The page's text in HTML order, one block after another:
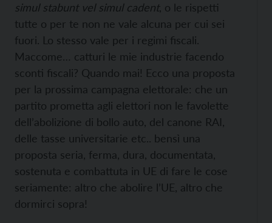
simul stabunt vel simul cadent, o le rispetti
tutte o per te non ne vale alcuna per cui sei
fuori. Lo stesso vale per i regimi fiscali.
Maccome… catturi le mie industrie facendo
sconti fiscali? Quando mai! Ecco una proposta
per la prossima campagna elettorale: che un
partito prometta agli elettori non le favolette
dell’abolizione di bollo auto, del canone RAI,
delle tasse universitarie etc.. bensì una
proposta seria, ferma, dura, documentata,
sostenuta e combattuta in UE di fare le cose
seriamente: altro che abolire l’UE, altro che
dormirci sopra!